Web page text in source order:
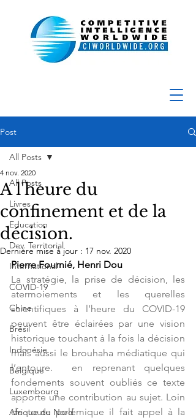
Post
All Posts
Livres
Education
Dev. Territorial
International
COVID-19
Chine
Brésil
Indonésie
Belgique
Luxembourg
Afrique du Nord
All Posts
A l'heure du
confinement et de la
décision.
4 nov. 2020
Dernière mise à jour : 17 nov. 2020
Pierre Fournié, Henri Dou
La stratégie, la prise de décision, les
atermoiements et les querelles
scientifiques à l’heure du COVID-19
peuvent être éclairées par une vision
historique touchant à la fois la décision
mais aussi le brouhaha médiatique qui
l’entoure.  en reprenant quelques
fondements souvent oubliés ce texte
apporte une contribution au sujet. Loin
de toute polémique il fait appel à la